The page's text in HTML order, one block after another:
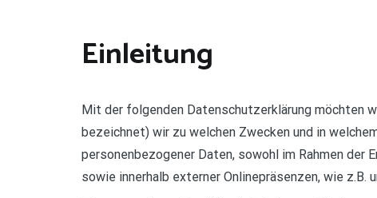
Einleitung
Mit der folgenden Datenschutzerklärung möchten
bezeichnet) wir zu welchen Zwecken und in
personenbezogener Daten, sowohl im Rahmen der
sowie innerhalb externer Onlinepräsenzen, wie